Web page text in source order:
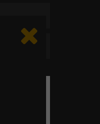
